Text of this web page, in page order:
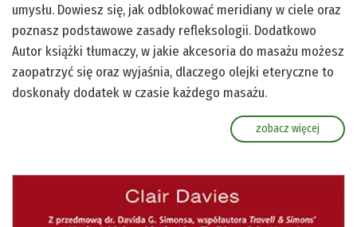
umysłu. Dowiesz się, jak odblokować meridiany w ciele oraz
poznasz podstawowe zasady refleksologii. Dodatkowo
Autor książki tłumaczy, w jakie akcesoria do masażu możesz
zaopatrzyć się oraz wyjaśnia, dlaczego olejki eteryczne to
doskonały dodatek w czasie każdego masażu.
zobacz więcej